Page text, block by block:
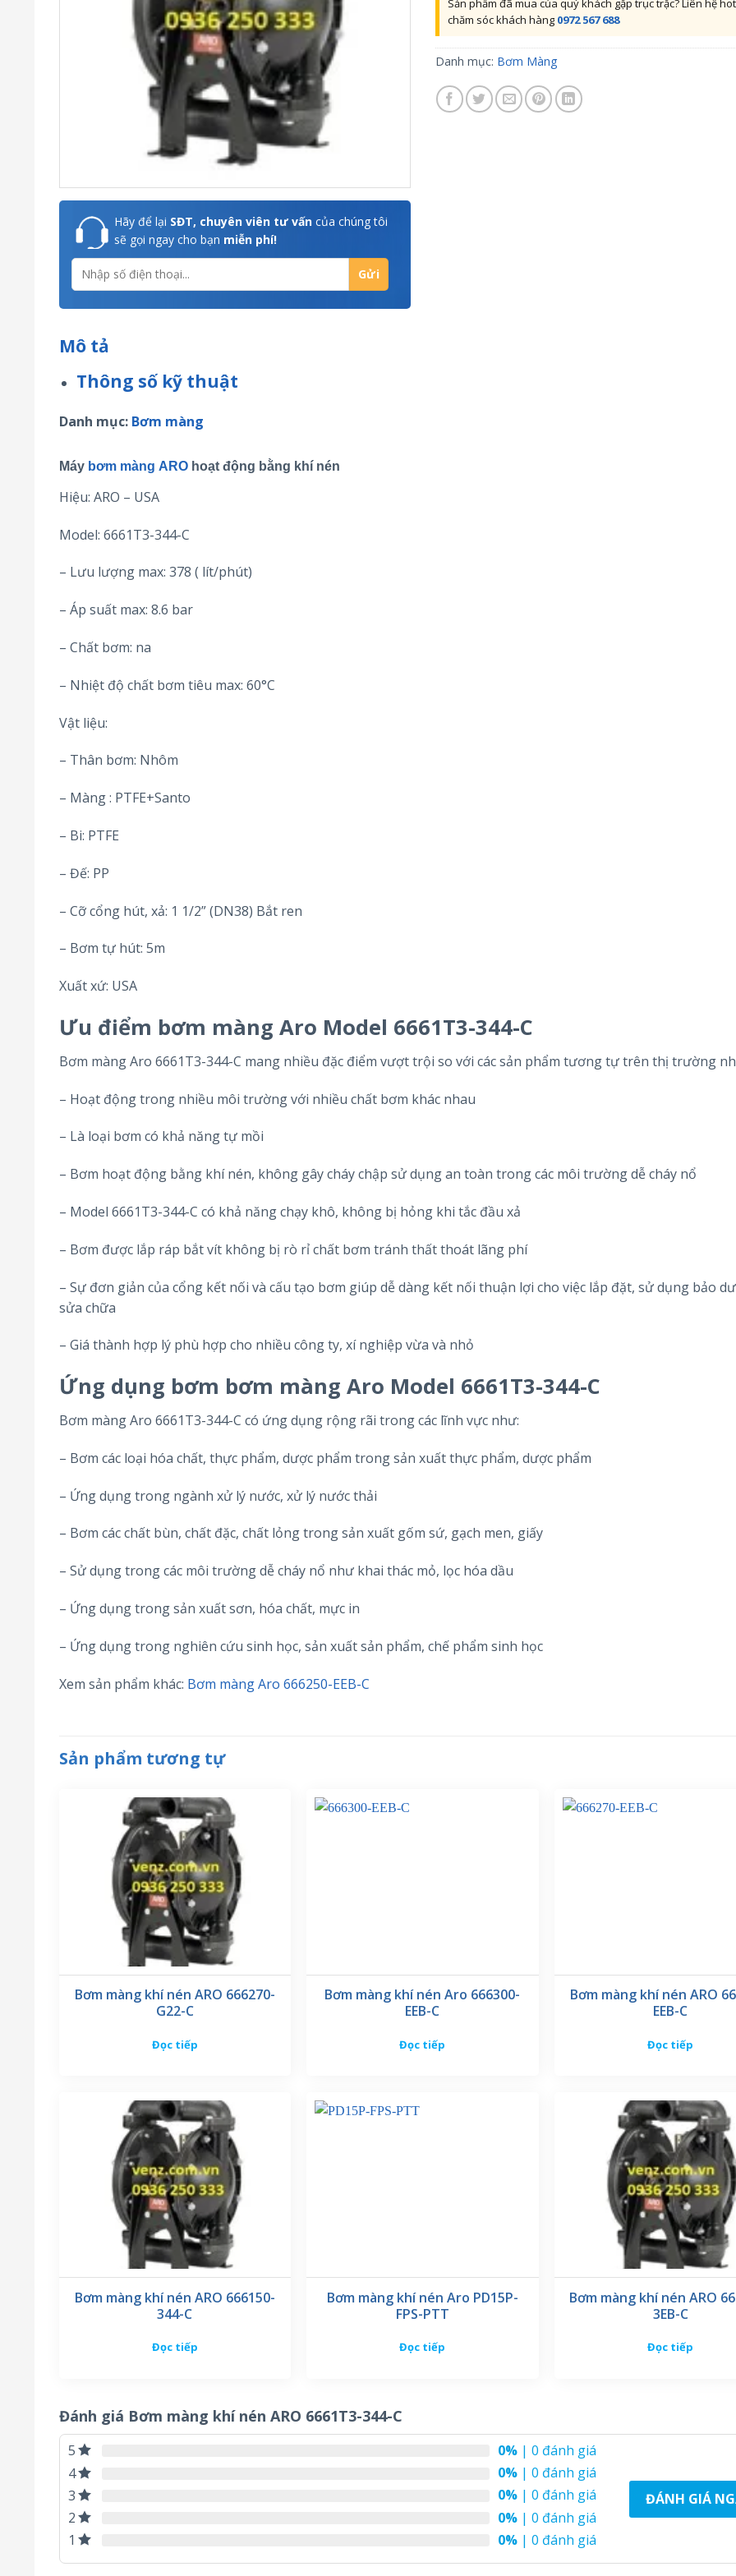
Hãy để lại SĐT, chuyên viên tư vấn của chúng tôi
sẽ gọi ngay cho bạn miễn phí!
Sản phẩm đã mua của quý khách gặp trục trặc? Liên hệ
chăm sóc khách hàng 0972 567 688
Danh mục: Bơm Màng
Mô tả
Thông số kỹ thuật
Danh mục: Bơm màng
Máy bơm màng ARO hoạt động bằng khí nén
Hiệu: ARO – USA
Model: 6661T3-344-C
– Lưu lượng max: 378 ( lít/phút)
– Áp suất max: 8.6 bar
– Chất bơm: na
– Nhiệt độ chất bơm tiêu max: 60°C
Vật liệu:
– Thân bơm: Nhôm
– Màng : PTFE+Santo
– Bi: PTFE
– Đế: PP
– Cỡ cổng hút, xả: 1 1/2” (DN38) Bắt ren
– Bơm tự hút: 5m
Xuất xứ: USA
Ưu điểm bơm màng Aro Model 6661T3-344-C
Bơm màng Aro 6661T3-344-C mang nhiều đặc điểm vượt trội so với các sản phẩm tương tự trên thị trường
– Hoạt động trong nhiều môi trường với nhiều chất bơm khác nhau
– Là loại bơm có khả năng tự mồi
– Bơm hoạt động bằng khí nén, không gây cháy chập sử dụng an toàn trong các môi trường dễ cháy nổ
– Model 6661T3-344-C có khả năng chạy khô, không bị hỏng khi tắc đầu xả
– Bơm được lắp ráp bắt vít không bị rò rỉ chất bơm tránh thất thoát lãng phí
– Sự đơn giản của cổng kết nối và cấu tạo bơm giúp dễ dàng kết nối thuận lợi cho việc lắp đặt, sử dụng bảo
sửa chữa
– Giá thành hợp lý phù hợp cho nhiều công ty, xí nghiệp vừa và nhỏ
Ứng dụng bơm bơm màng Aro Model 6661T3-344-C
Bơm màng Aro 6661T3-344-C có ứng dụng rộng rãi trong các lĩnh vực như:
– Bơm các loại hóa chất, thực phẩm, dược phẩm trong sản xuất thực phẩm, dược phẩm
– Ứng dụng trong ngành xử lý nước, xử lý nước thải
– Bơm các chất bùn, chất đặc, chất lỏng trong sản xuất gốm sứ, gạch men, giấy
– Sử dụng trong các môi trường dễ cháy nổ như khai thác mỏ, lọc hóa dầu
– Ứng dụng trong sản xuất sơn, hóa chất, mực in
– Ứng dụng trong nghiên cứu sinh học, sản xuất sản phẩm, chế phẩm sinh học
Xem sản phẩm khác: Bơm màng Aro 666250-EEB-C
Sản phẩm tương tự
Bơm màng khí nén ARO 666270-
G22-C
Đọc tiếp
Bơm màng khí nén Aro 666300-
EEB-C
Đọc tiếp
Bơm màng khí nén ARO
EEB-C
Đọc tiếp
Bơm màng khí nén ARO 666150-
344-C
Đọc tiếp
Bơm màng khí nén Aro PD15P-
FPS-PTT
Đọc tiếp
Bơm màng khí nén ARO
3EB-C
Đọc tiếp
Đánh giá Bơm màng khí nén ARO 6661T3-344-C
5 0% | 0 đánh giá
4
0% | 0 đánh giá
3
0% | 0 đánh giá
2
0% | 0 đánh giá
1
0% | 0 đánh giá
ĐÁNH GIÁ